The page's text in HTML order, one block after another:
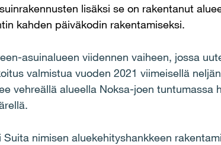
lisäksi se on rakentanut
kahden päiväkodin rakentamiseksi.
asuinalueen viidennen vaiheen, jossa
valmistua vuoden 2021 viimeisellä
vehreällä alueella Noksa-joen tuntumassa
nimisen aluekehityshankkeen